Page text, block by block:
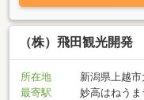
是非私共におまかせ下さ
（株）飛田観光開発
所在地
新潟県上越
最寄駅
妙高はねう